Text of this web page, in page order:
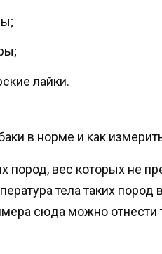
лайки.
пород, вес которых не
тела таких
сюда можно отнести